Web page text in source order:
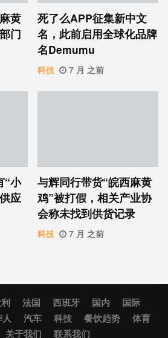
黄
门
死了么APP征集新中文
名，此前启用全球化品牌
名Demumu
科技 7 月 之前
“小
应
与辉同行带货“皖西麻黄
鸡”被打假，相关产业协
会称未找到供货记录
科技 7 月 之前
法国 西班牙 国内
国际
汽车 科技 餐饮趋势
体育
关于我们 联系我们